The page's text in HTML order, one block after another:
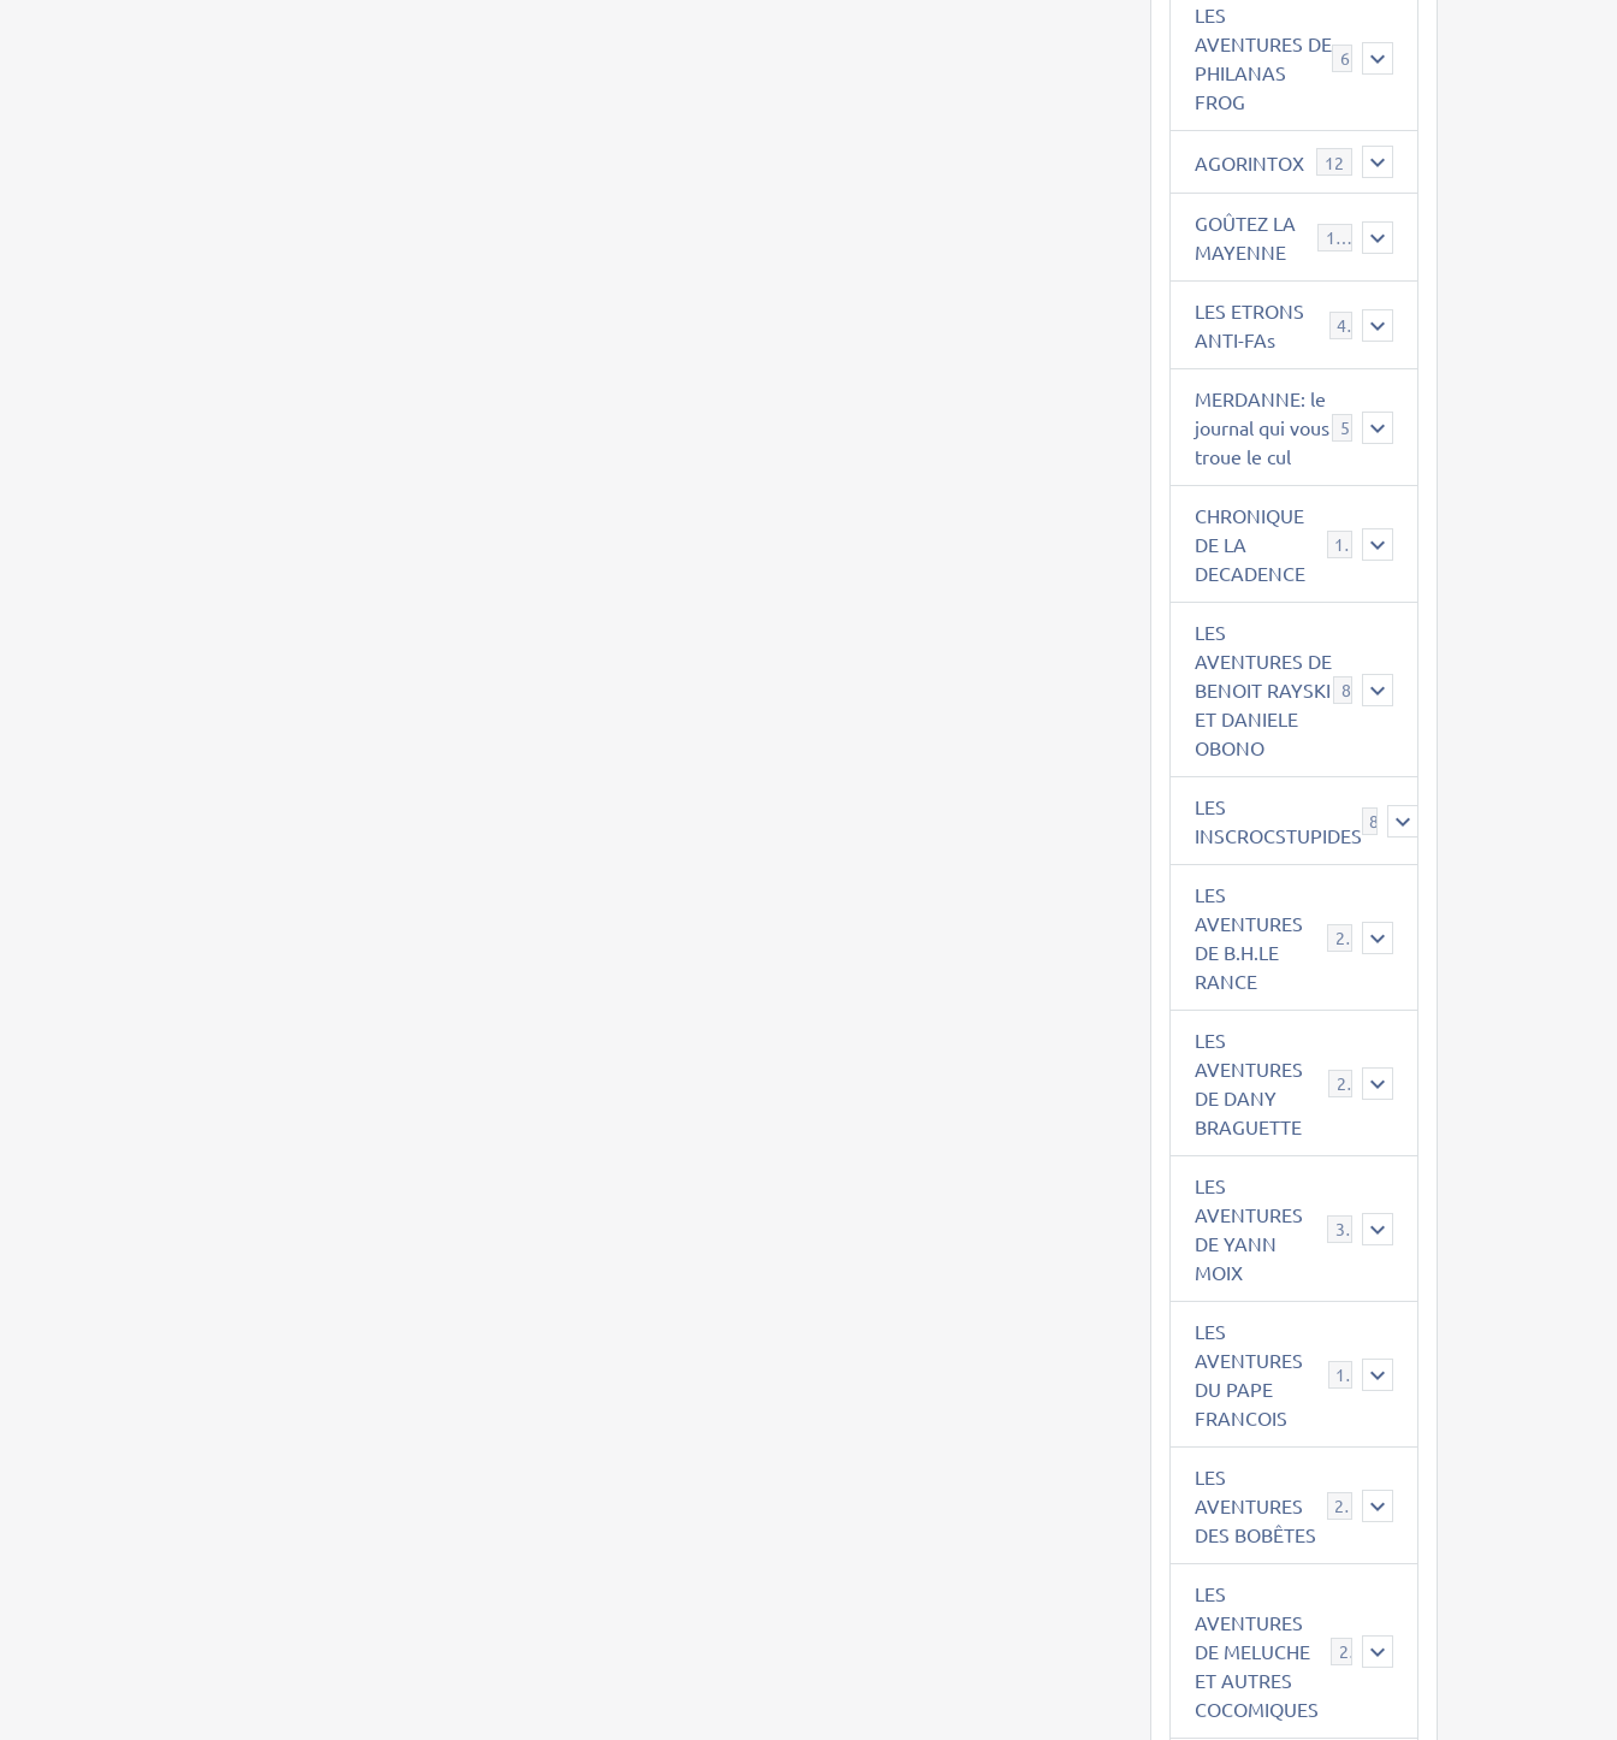
LES
AVENTURES DE
PHILANAS
FROG
AGORINTOX 12
GOÛTEZ LA
MAYENNE
189
LES ETRONS
ANTI-FAs
4
MERDANNE: le
journal qui vous
troue le cul
CHRONIQUE
DE LA
DECADENCE
12
LES
AVENTURES DE
BENOIT RAYSKI
ET DANIELE
OBONO
LES
INSCROCSTUPIDES
8
LES
AVENTURES
DE B.H.LE
RANCE
21
LES
AVENTURES
DE DANY
BRAGUETTE
29
LES
AVENTURES
DE YANN
MOIX
39
LES
AVENTURES
DU PAPE
FRANCOIS
15
LES
AVENTURES
DES BOBÊTES
23
LES
AVENTURES
DE MELUCHE
ET AUTRES
COCOMIQUES
22